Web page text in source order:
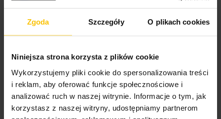
Zgoda Szczegóły O plikach cookies
Niniejsza strona korzysta z plików cookie
Wykorzystujemy pliki cookie do spersonalizowania treści
i reklam, aby oferować funkcje społecznościowe i
analizować ruch w naszej witrynie. Informacje o tym, jak
korzystasz z naszej witryny, udostępniamy partnerom
Opinie potwierdzone zakupem